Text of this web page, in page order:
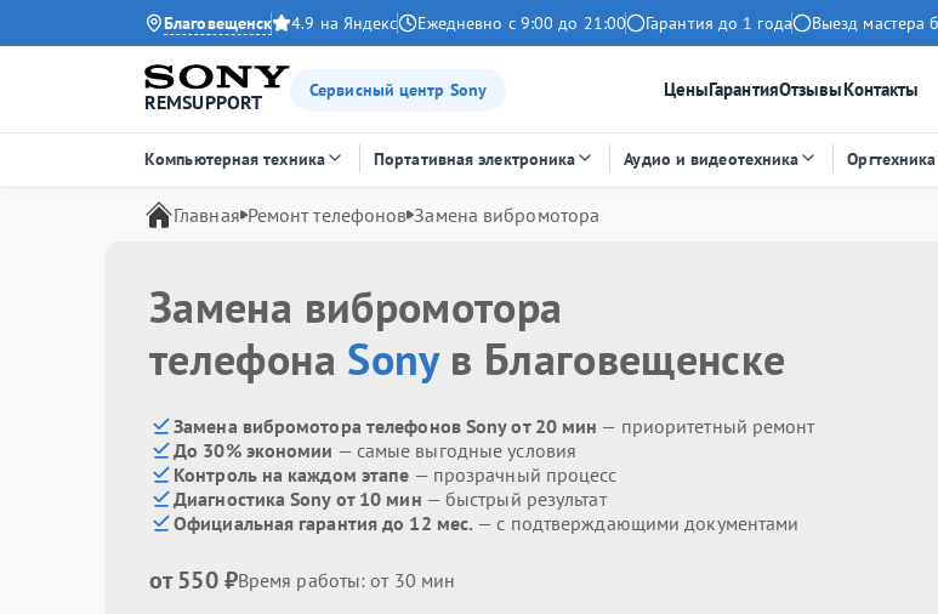
Благовещенск 4.9 на Яндекс Ежедневно с 9:00 до 21:00 Гарантия до 1 года Выезд мастера
REMSUPPORT
Сервисный центр Sony ЦеныГарантияОтзывыКонтакты
Компьютерная техника Портативная электроника Аудио и видеотехника Оргтехника
Главная Ремонт телефонов Замена вибромотора
Замена вибромотора
телефона Sonyв Благовещенске
Замена вибромотора телефонов Sony от 20 мин — приоритетный ремонт
До 30% экономии — самые выгодные условия
Контроль на каждом этапе — прозрачный процесс
Диагностика Sony от 10 мин — быстрый результат
Официальная гарантия до 12 мес. — с подтверждающими документами
от 550 ₽Время работы: от 30 мин